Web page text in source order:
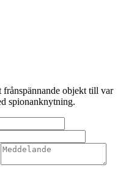
frånspännande objekt till var
spionanknytning.